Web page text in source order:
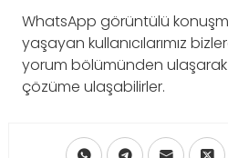
WhatsApp görüntülü
yaşayan kullanıcılarımız
yorum bölümünden ulaşarak
çözüme ulaşabilirler.